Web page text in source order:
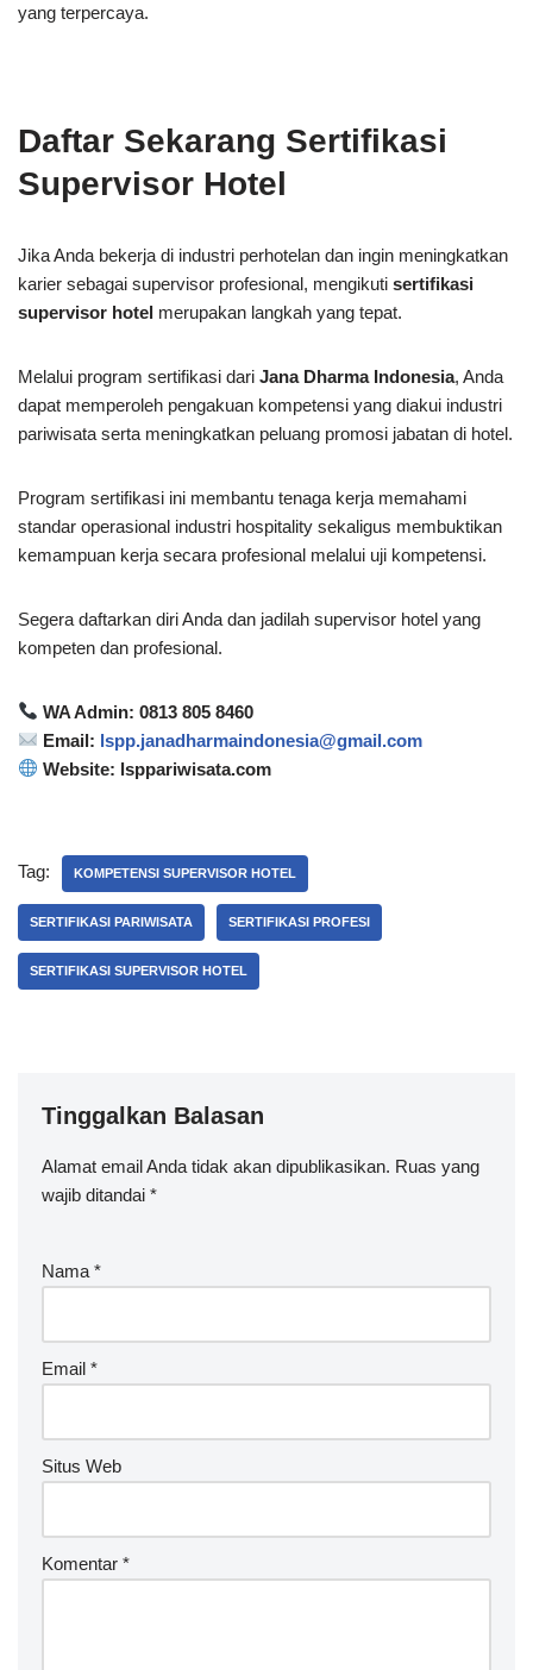
yang terpercaya.
Daftar Sekarang Sertifikasi
Supervisor Hotel
Jika Anda bekerja di industri perhotelan dan ingin meningkatkan
karier sebagai supervisor profesional, mengikuti sertifikasi
supervisor hotel merupakan langkah yang tepat.
Melalui program sertifikasi dari Jana Dharma Indonesia, Anda
dapat memperoleh pengakuan kompetensi yang diakui industri
pariwisata serta meningkatkan peluang promosi jabatan di hotel.
Program sertifikasi ini membantu tenaga kerja memahami
standar operasional industri hospitality sekaligus membuktikan
kemampuan kerja secara profesional melalui uji kompetensi.
Segera daftarkan diri Anda dan jadilah supervisor hotel yang
kompeten dan profesional.
WA Admin: 0813 805 8460
Email: lspp.janadharmaindonesia@gmail.com
Website: lsppariwisata.com
Tag: KOMPETENSI SUPERVISOR HOTEL
SERTIFIKASI PARIWISATA SERTIFIKASI PROFESI
SERTIFIKASI SUPERVISOR HOTEL
Tinggalkan Balasan
Alamat email Anda tidak akan dipublikasikan. Ruas yang
wajib ditandai *
Nama *
Email *
Situs Web
Komentar *